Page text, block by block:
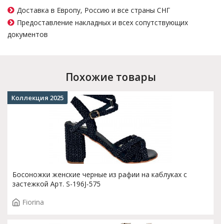
Доставка в Европу, Россию и все страны СНГ
Предоставление накладных и всех сопутствующих
документов
Похожие товары
Босоножки женские черные из рафии на каблуках с
застежкой Арт. S-196J-575
Fiorina
Коллекция 2025